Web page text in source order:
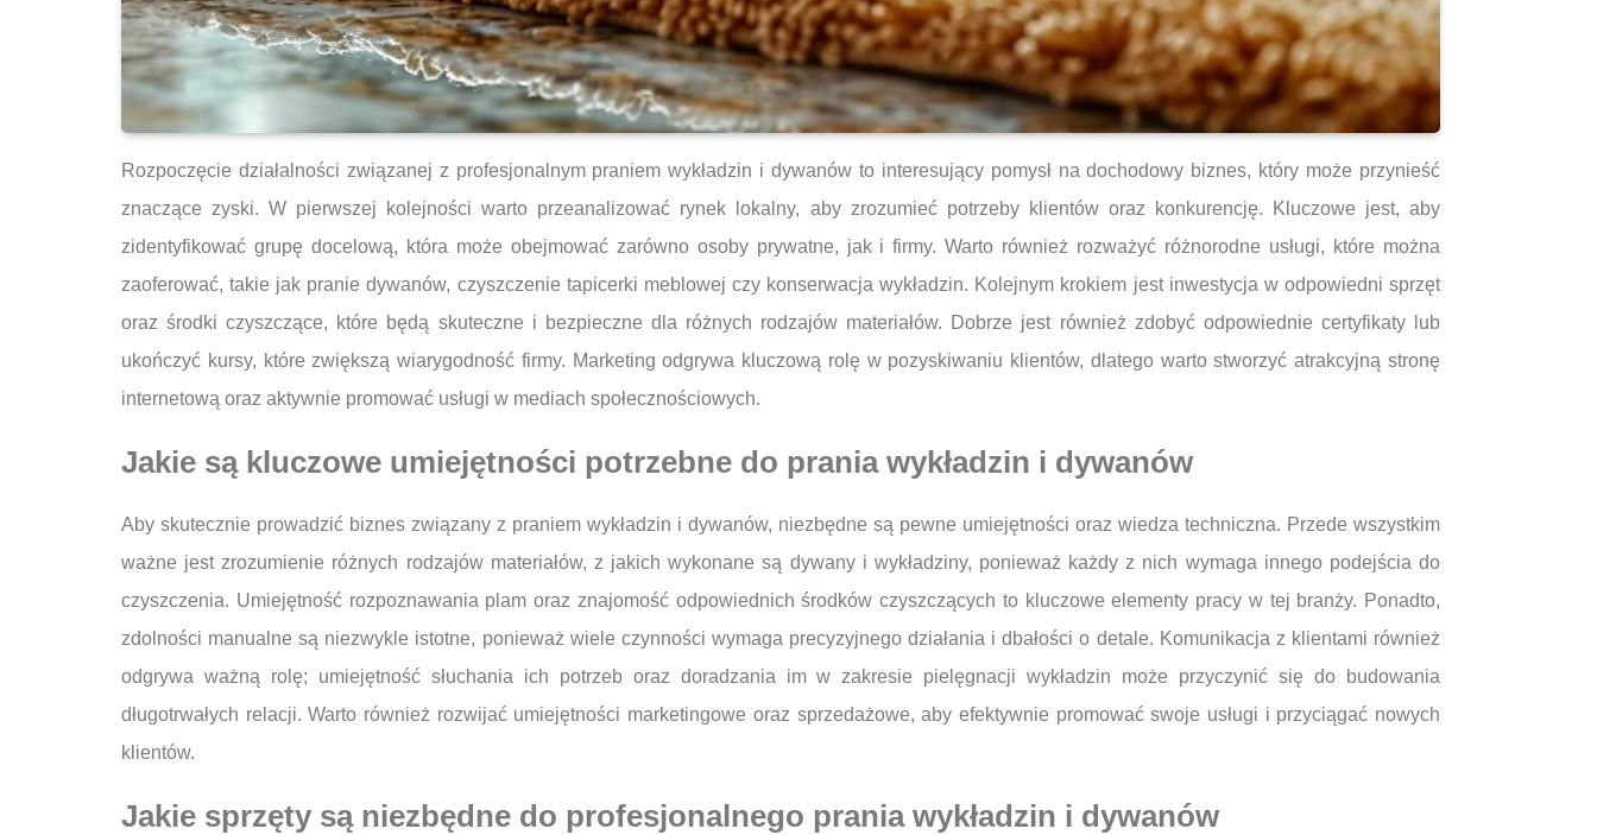
Rozpoczęcie działalności związanej z profesjonalnym praniem wykładzin i dywanów to interesujący pomysł na dochodowy biznes, który może przynieść
znaczące zyski. W pierwszej kolejności warto przeanalizować rynek lokalny, aby zrozumieć potrzeby klientów oraz konkurencję. Kluczowe jest, aby
zidentyfikować grupę docelową, która może obejmować zarówno osoby prywatne, jak i firmy. Warto również rozważyć różnorodne usługi, które można
zaoferować, takie jak pranie dywanów, czyszczenie tapicerki meblowej czy konserwacja wykładzin. Kolejnym krokiem jest inwestycja w odpowiedni sprzęt
oraz środki czyszczące, które będą skuteczne i bezpieczne dla różnych rodzajów materiałów. Dobrze jest również zdobyć odpowiednie certyfikaty lub
ukończyć kursy, które zwiększą wiarygodność firmy. Marketing odgrywa kluczową rolę w pozyskiwaniu klientów, dlatego warto stworzyć atrakcyjną stronę
internetową oraz aktywnie promować usługi w mediach społecznościowych.
Jakie są kluczowe umiejętności potrzebne do prania wykładzin i dywanów
Aby skutecznie prowadzić biznes związany z praniem wykładzin i dywanów, niezbędne są pewne umiejętności oraz wiedza techniczna. Przede wszystkim
ważne jest zrozumienie różnych rodzajów materiałów, z jakich wykonane są dywany i wykładziny, ponieważ każdy z nich wymaga innego podejścia do
czyszczenia. Umiejętność rozpoznawania plam oraz znajomość odpowiednich środków czyszczących to kluczowe elementy pracy w tej branży. Ponadto,
zdolności manualne są niezwykle istotne, ponieważ wiele czynności wymaga precyzyjnego działania i dbałości o detale. Komunikacja z klientami również
odgrywa ważną rolę; umiejętność słuchania ich potrzeb oraz doradzania im w zakresie pielęgnacji wykładzin może przyczynić się do budowania
długotrwałych relacji. Warto również rozwijać umiejętności marketingowe oraz sprzedażowe, aby efektywnie promować swoje usługi i przyciągać nowych
klientów.
Jakie sprzęty są niezbędne do profesjonalnego prania wykładzin i dywanów